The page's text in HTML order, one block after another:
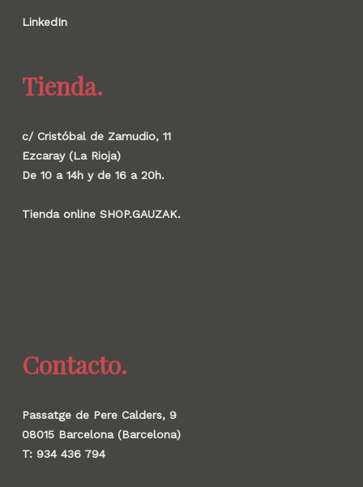
LinkedIn
Tienda.
c/ Cristóbal de Zamudio, 11
Ezcaray (La Rioja)
De 10 a 14h y de 16 a 20h.
Tienda online SHOP.GAUZAK.
Contacto.
Passatge de Pere Calders, 9
08015 Barcelona (Barcelona)
T: 934 436 794